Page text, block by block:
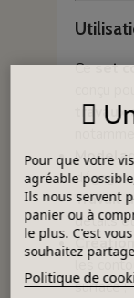
Ceset
Travail
détails
les
surface ;
Pour que votre
agréable
Ils nous servent
panier ou à
le plus. C'est
souhaitez
Politique de